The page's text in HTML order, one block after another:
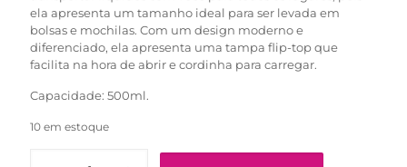
ela apresenta um tamanho ideal para ser levada em
bolsas e mochilas. Com um design moderno e
diferenciado, ela apresenta uma tampa flip-top que
facilita na hora de abrir e cordinha para carregar.
Capacidade: 500ml.
10 em estoque